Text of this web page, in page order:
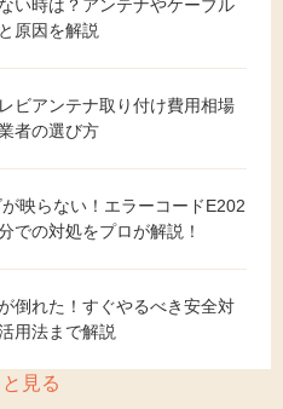
い時は？アンテナやケーブル
原因を解説
ビアンテナ取り付け費用相場
者の選び方
映らない！エラーコードE202
での対処をプロが解説！
倒れた！すぐやるべき安全対
用法まで解説
見る